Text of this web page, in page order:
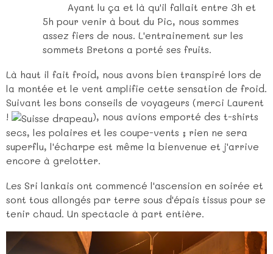
Ayant lu ça et là qu'il fallait entre 3h et
5h pour venir à bout du Pic, nous sommes
assez fiers de nous. L'entrainement sur les
sommets Bretons a porté ses fruits.
Là haut il fait froid, nous avons bien transpiré lors de
la montée et le vent amplifie cette sensation de froid.
Suivant les bons conseils de voyageurs (merci Laurent
!
), nous avions emporté des t-shirts
secs, les polaires et les coupe-vents ; rien ne sera
superflu, l'écharpe est même la bienvenue et j'arrive
encore à grelotter.
Les Sri lankais ont commencé l'ascension en soirée et
sont tous allongés par terre sous d'épais tissus pour se
tenir chaud. Un spectacle à part entière.